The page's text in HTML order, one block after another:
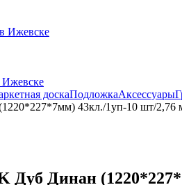
Ижевске
Ижевске
доскаПодложкаАксессуары
43кл./1уп-10 шт/2,76
Дуб Динан